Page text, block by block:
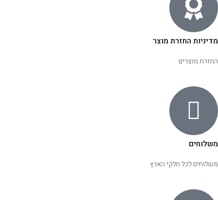
מדיניות החזרת מוצר
החזרת מוצרים
משלוחים
משלוחים לכל חלקי הארץ